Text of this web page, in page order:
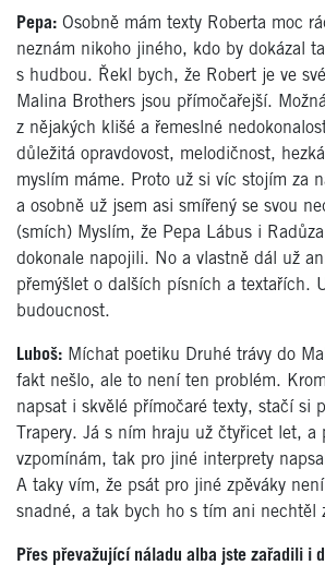
Pepa: Osobně mám texty Roberta moc
neznám nikoho jiného, kdo by dokázal
s hudbou. Řekl bych, že Robert je ve
Malina Brothers jsou přímočařejší.
z nějakých klišé a řemeslné
důležitá opravdovost, melodičnost,
myslím máme. Proto už si víc stojím za
a osobně už jsem asi smířený se svou
(smích) Myslím, že Pepa Lábus i
dokonale napojili. No a vlastně dál už
přemýšlet o dalších písních a textařích.
budoucnost.
Luboš: Míchat poetiku Druhé trávy do
fakt nešlo, ale to není ten problém.
napsat i skvělé přímočaré texty, stačí si
Trapery. Já s ním hraju už čtyřicet let, a
vzpomínám, tak pro jiné interprety
A taky vím, že psát pro jiné zpěváky
snadné, a tak bych ho s tím ani nechtěl
Přes převažující náladu alba jste zařadili i